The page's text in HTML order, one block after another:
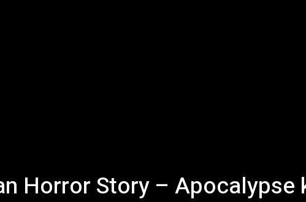
Horror Story –